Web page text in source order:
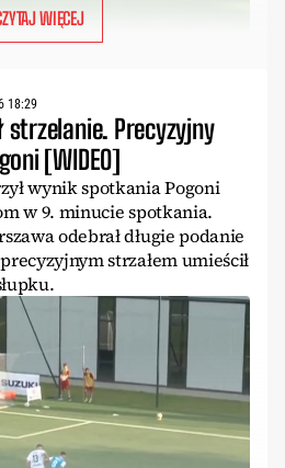
WIĘCEJ
18:29
strzelanie. Precyzyjny
[WIDEO]
wynik spotkania Pogoni
w 9. minucie spotkania.
odebrał długie podanie
strzałem umieścił